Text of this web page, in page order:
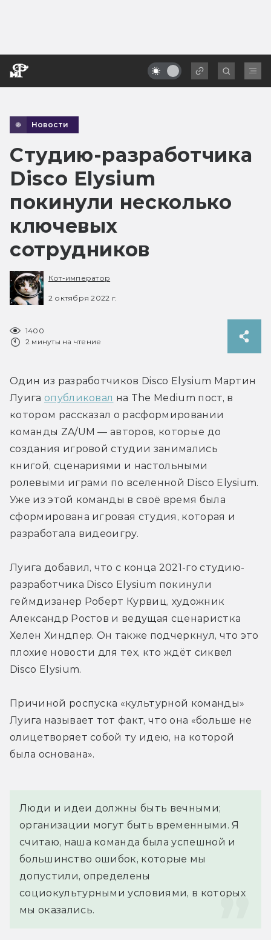
Новости
Студию-разработчика
Disco Elysium
покинули несколько
ключевых
сотрудников
Кот-император
2 октября 2022 г.
1400
2 минуты на чтение
Один из разработчиков Disco Elysium Мартин
Луига опубликовал на The Medium пост, в
котором рассказал о расформировании
команды ZA/UM — авторов, которые до
создания игровой студии занимались
книгой, сценариями и настольными
ролевыми играми по вселенной Disco Elysium.
Уже из этой команды в своё время была
сформирована игровая студия, которая и
разработала видеоигру.
Луига добавил, что с конца 2021-го студию-
разработчика Disco Elysium покинули
геймдизанер Роберт Курвиц, художник
Александр Ростов и ведущая сценаристка
Хелен Хиндпер. Он также подчеркнул, что это
плохие новости для тех, кто ждёт сиквел
Disco Elysium.
Причиной роспуска «культурной команды»
Луига называет тот факт, что она «больше не
олицетворяет собой ту идею, на которой
была основана».
Люди и идеи должны быть вечными;
организации могут быть временными. Я
считаю, наша команда была успешной и
большинство ошибок, которые мы
допустили, определены
социокультурными условиями, в которых
мы оказались.